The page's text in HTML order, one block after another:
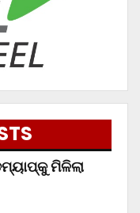
ମିଳିଲା